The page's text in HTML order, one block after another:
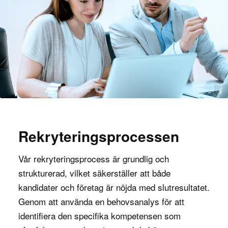
Projektkoordinator – branscher där
expertisen behövs
Projektkoordinatorer behövs i många olika
branscher där projektledning är en central del av
verksamheten. Här är några exempel på
branscher där en projektkoordinator kan spela en
Bygg och infrastruktur: Projektkoordinatorer
genomförs smidigt genom att övervaka
resurser, tidsplaner och dokumentation.
IT och teknik
: I tekniska miljöer hjälper
projektkoordinatorer till att samordna
utvecklingsteam och säkerställa att deadlines
Addilon
Rekryteringsprocessen
Vår rekryteringsprocess är grundlig och
strukturerad, vilket säkerställer att både
kandidater och företag är nöjda med slutresultatet.
Genom att använda en behovsanalys för att
identifiera den specifika kompetensen som